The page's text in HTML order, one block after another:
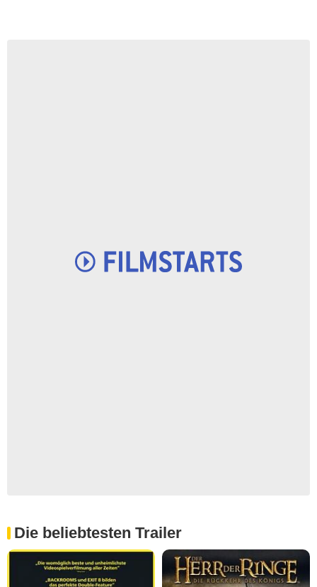
Die beliebtesten Trailer